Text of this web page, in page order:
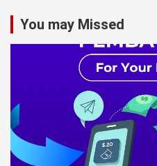
You may Missed